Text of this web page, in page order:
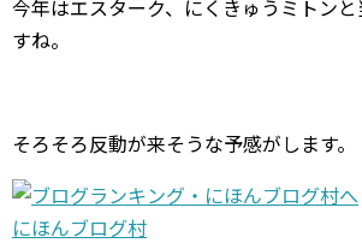
今年はエスターク、にくきゅうミトン
すね。
そろそろ反動が来そうな予感がします。
にほんブログ村